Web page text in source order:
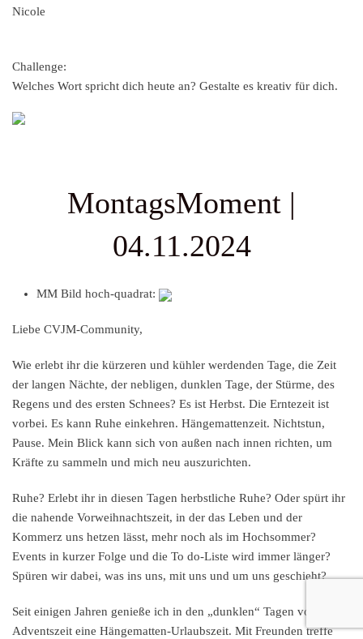
Nicole
Challenge:
Welches Wort spricht dich heute an? Gestalte es kreativ für dich.
MontagsMoment |
04.11.2024
MM Bild hoch-quadrat:
Liebe CVJM-Community,
Wie erlebt ihr die kürzeren und kühler werdenden Tage, die Zeit
der langen Nächte, der nebligen, dunklen Tage, der Stürme, des
Regens und des ersten Schnees? Es ist Herbst. Die Erntezeit ist
vorbei. Es kann Ruhe einkehren. Hängemattenzeit. Nichtstun,
Pause. Mein Blick kann sich von außen nach innen richten, um
Kräfte zu sammeln und mich neu auszurichten.
Ruhe? Erlebt ihr in diesen Tagen herbstliche Ruhe? Oder spürt ihr
die nahende Vorweihnachtszeit, in der das Leben und der
Kommerz uns hetzen lässt, mehr noch als im Hochsommer?
Events in kurzer Folge und die To do-Liste wird immer länger?
Spüren wir dabei, was ins uns, mit uns und um uns geschieht?
Seit einigen Jahren genieße ich in den „dunklen“ Tagen vor der
Adventszeit eine Hängematten-Urlaubszeit. Mit Freunden treffe